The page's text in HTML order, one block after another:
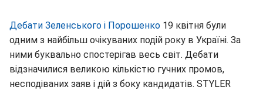
Дебати Зеленського і Порошенко 19 квітня були
одним з найбільш очікуваних подій року в Україні. За
ними буквально спостерігав весь світ. Дебати
відзначилися великою кількістю гучних промов,
несподіваних заяв і дій з боку кандидатів. STYLER